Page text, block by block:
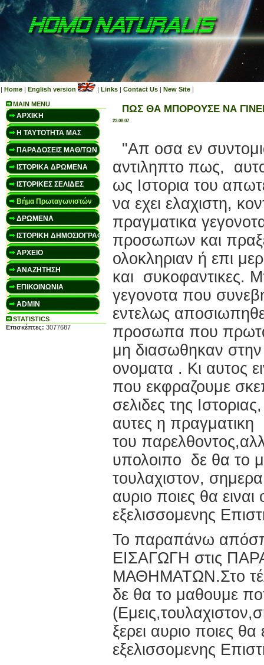
| Home | English version | Links | Contact Us | New Site |
MAIN MENU
ΑΡΧΙΚΗ
Η ΤΑΥΤΟΤΗΤΑ ΜΑΣ
ΠΑΡΑΔΟΣΕΙΣ ΜΑΘ/ΤΩΝ
ΙΣΤΟΡΙΚΑ ΔΡΩΜΕΝΑ
ΙΣΤΟΡΙΚΕΣ ΣΕΛΙΔΕΣ
Βήμα Πρωταγωνιστών
ΔΡΩΜΕΝΑ
ΙΣΤΟΡΙΚΗ ΔΗΜΟΣΙΟΓΡΑΦΙΑ
ΑΡΧΕΙΟ
ΑΝΑΖΗΤΗΣΗ
ΕΠΙΚΟΙΝΩΝΙΑ
ADMIN
STATISTICS
Επισκέπτες: 3077687
ΠΩΣ ΘΑ ΜΠΟΡΟΥΣΕ ΝΑ
23.08.07
"Απ οσα εν
αντιληπτο πως,
ως Ιστορια του
να εχει ελαχιστη,
πραγματικα
προσωπων και
ολοκληριαν ή επι
και συκοφαντικες.
γεγονοτα που
εντελως
προσωπα που
μη διασωθηκαν στην
ονοματα . Κι αυτος
που εκφραζουμε
σελιδες της
αυτες η
του
υπολοιπο δε θα το
τουλαχιστον, σημερα,
αυριο ποιες θα ειναι
εξελισσομενης
Το παραπάνω
ΕΙΣΑΓΩΓΗ στις
ΜΑΘΗΜΑΤΩΝ.Στο
δε θα το μαθουμε
ξερει αυριο ποιες θα
εξελισσομενης